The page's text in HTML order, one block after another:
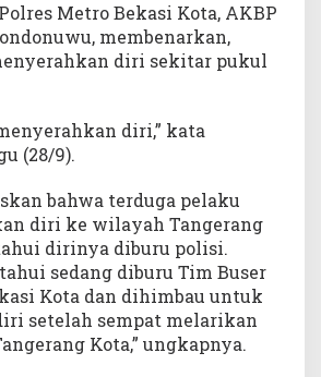
Metro Bekasi Kota, AKBP
membenarkan,
diri sekitar pukul
diri,” kata
(28/9).
bahwa terduga pelaku
diri ke wilayah Tangerang
dirinya diburu polisi.
sedang diburu Tim Buser
Kota dan dihimbau untuk
setelah sempat melarikan
Kota,” ungkapnya.